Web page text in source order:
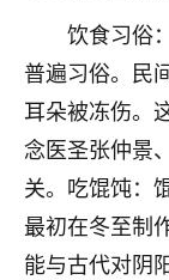
饮食习俗
普遍习俗。民
耳朵被冻伤。
念医圣张仲景
关。吃馄饨：
最初在冬至制
能与古代对阴
12小时前
心心相印
我身体不
问题，反
题，后来
之后，心
果问题。
了，老师